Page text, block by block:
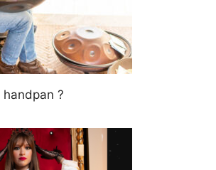
?